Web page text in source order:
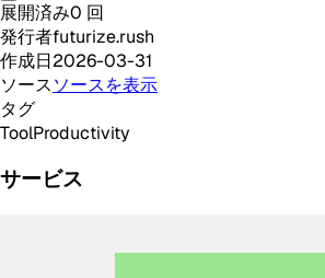
展開済み0 回
発行者futurize.rush
作成日2026-03-31
ソースソースを表示
タグ
ToolProductivity
サービス